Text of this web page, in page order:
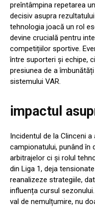
preîntâmpina repetarea
decisiv asupra
tehnologia joacă un rol
devine crucială pentru
competițiilor sportive.
între suporteri și echipe,
presiunea de a
sistemului VAR.
impactul
Incidentul de la Clinceni
campionatului, punând
arbitrajelor ci și rolul
din Liga 1, deja
reanalizeze strategiile,
influența cursul
val de nemulțumire, nu